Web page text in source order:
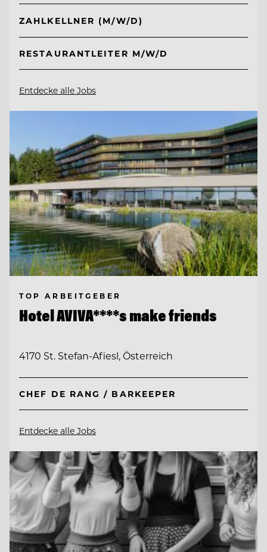
ZAHLKELLNER (M/W/D)
RESTAURANTLEITER M/W/D
Entdecke alle Jobs
TOP ARBEITGEBER
Hotel AVIVA****s make friends
4170 St. Stefan-Afiesl, Österreich
CHEF DE RANG / BARKEEPER
Entdecke alle Jobs